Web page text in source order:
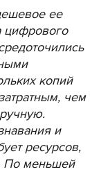
ее
цифрового
копий
чем
и
ресурсов,
По меньшей